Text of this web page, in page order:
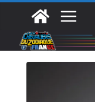
contenu